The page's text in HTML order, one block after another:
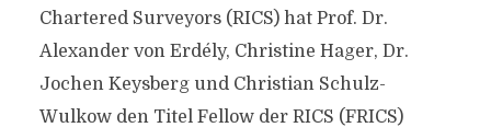
Chartered Surveyors (RICS) hat Prof. Dr.
Alexander von Erdély, Christine Hager, Dr.
Jochen Keysberg und Christian Schulz-
Wulkow den Titel Fellow der RICS (FRICS)